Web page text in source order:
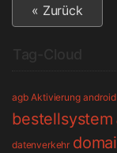
« Zurück
agb Aktivierung android
bestellsystem
datenverkehr